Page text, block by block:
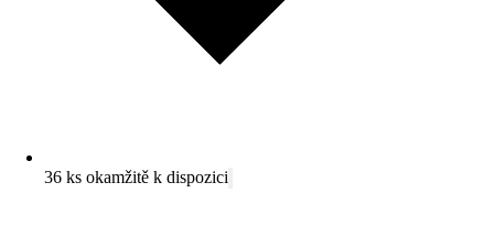
36 ks okamžitě k dispozici